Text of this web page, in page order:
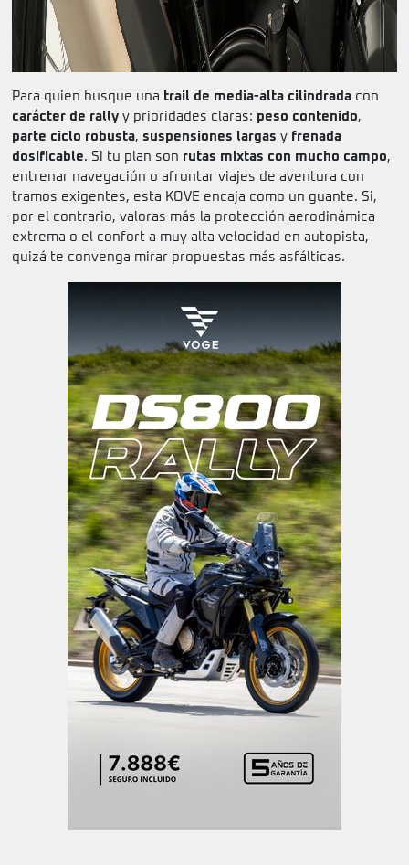
Para quien busque una trail de media-alta cilindrada con
carácter de rally y prioridades claras: peso contenido,
parte ciclo robusta, suspensiones largas y frenada
dosificable. Si tu plan son rutas mixtas con mucho campo,
entrenar navegación o afrontar viajes de aventura con
tramos exigentes, esta KOVE encaja como un guante. Si,
por el contrario, valoras más la protección aerodinámica
extrema o el confort a muy alta velocidad en autopista,
quizá te convenga mirar propuestas más asfálticas.